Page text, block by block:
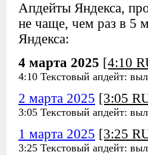
Апдейты Яндекса,
не чаще, чем раз в 5
Яндекса:
4 марта 2025 [4:10
4:10 Текстовый апдейт:
2 марта 2025 [3:05
3:05 Текстовый апдейт:
1 марта 2025 [3:25
3:25 Текстовый апдейт: